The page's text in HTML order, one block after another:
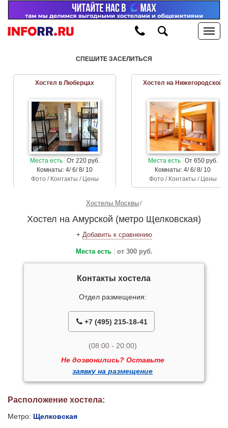
СПЕШИТЕ ЗАСЕЛИТЬСЯ
Хостел в Люберцах
Места есть От 220 руб.
Комнаты: 4/ 6/ 8/ 10
Фото / Контакты / Цены
Хостел на Нижегородской
Места есть От 650 руб.
Комнаты: 4/ 6/ 8/ 10
Фото / Контакты / Цены
Хостелы Москвы
Хостел на Амурской (метро Щелковская)
+ Добавить к сравнению
Места есть от 300 руб.
Контакты хостела
Отдел размещения:
+7 (495) 215-18-41
(08:00 - 20:00)
Не дозвонились? Оставьте
заявку на размещение
Расположение хостела:
Метро: Щелковская